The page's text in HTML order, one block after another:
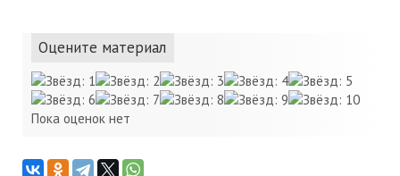
Оцените материал
Пока оценок нет